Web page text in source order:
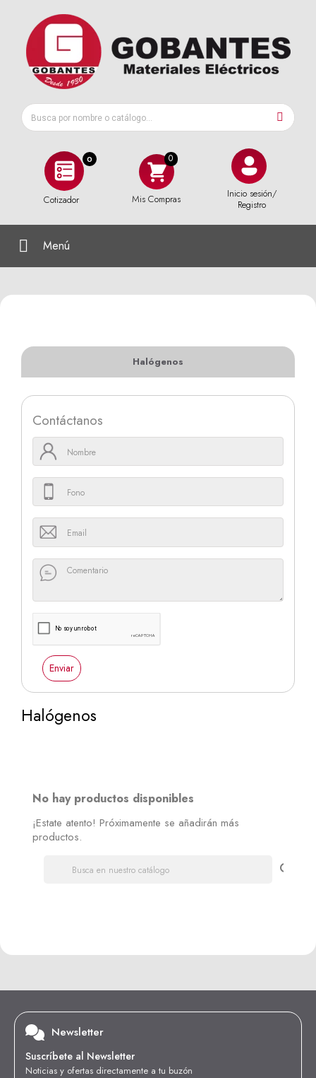
0
Cotizador Mis Compras
Inicio sesión/
Registro
Menú
Halógenos
Contáctanos
Enviar
Halógenos
No hay productos disponibles
¡Estate atento! Próximamente se añadirán más
productos.
search
Newsletter
Suscríbete al Newsletter
Noticias y ofertas directamente a tu buzón